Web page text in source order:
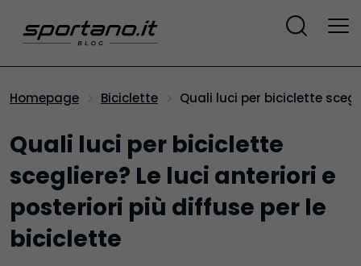
Homepage Biciclette Quali luci per biciclette
Quali luci per biciclette
scegliere? Le luci anteriori e
posteriori più diffuse per le
biciclette